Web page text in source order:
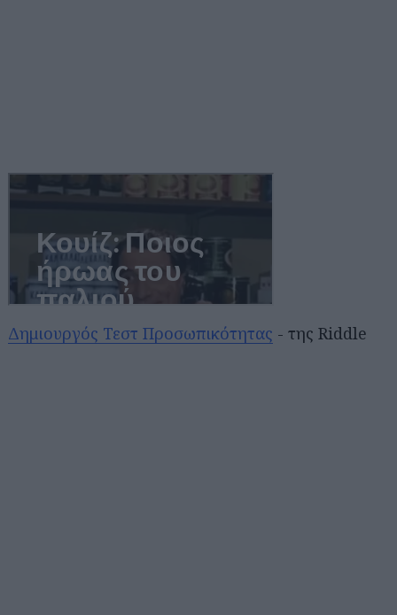
Δημιουργός Τεστ Προσωπικότητας - της Riddle